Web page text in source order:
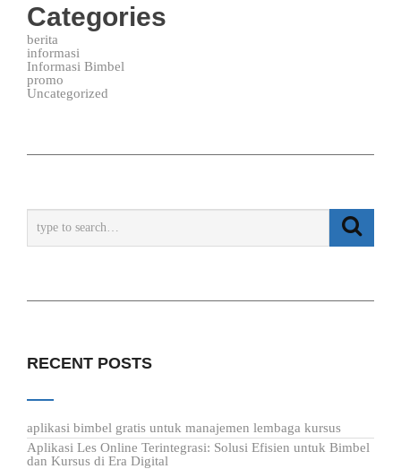
Categories
berita
informasi
Informasi Bimbel
promo
Uncategorized
RECENT POSTS
aplikasi bimbel gratis untuk manajemen lembaga kursus
Aplikasi Les Online Terintegrasi: Solusi Efisien untuk Bimbel
dan Kursus di Era Digital